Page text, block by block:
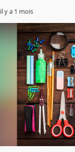
il y a 1 mois